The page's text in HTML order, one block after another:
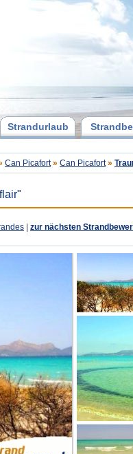
Strandurlaub
Can Picafort » Can Picafort »
zur nächsten